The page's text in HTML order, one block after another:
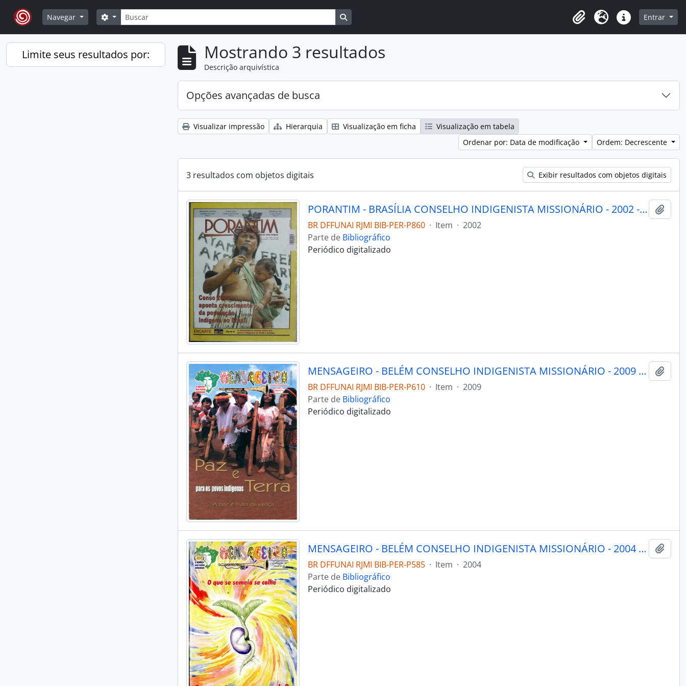
Skip to main content
Navegar
Buscar
Opções de busca
Área de Transferência
Idioma Atalhos Entrar
Limite seus resultados por: Mostrando 3 resultados
Descrição arquivística
Opções avançadas de busca
Visualizar impressão Hierarquia Visualização em ficha
Visualização em tabela
Ordenar por: Data de modificação
Ordem: Decrescente
3 resultados com objetos digitais Exibir resultados com objetos digitais
PORANTIM - BRASÍLIA CONSELHO INDIGENISTA MISSIONÁRIO - 2002 - Nº246
BR DFFUNAI RJMI BIB-PER-P860 · Item · 2002
Parte de Bibliográfico
Periódico digitalizado
MENSAGEIRO - BELÉM CONSELHO INDIGENISTA MISSIONÁRIO - 2009 - Nº174
BR DFFUNAI RJMI BIB-PER-P610 · Item · 2009
Parte de Bibliográfico
Periódico digitalizado
MENSAGEIRO - BELÉM CONSELHO INDIGENISTA MISSIONÁRIO - 2004 - Nº148
BR DFFUNAI RJMI BIB-PER-P585 · Item · 2004
Parte de Bibliográfico
Periódico digitalizado